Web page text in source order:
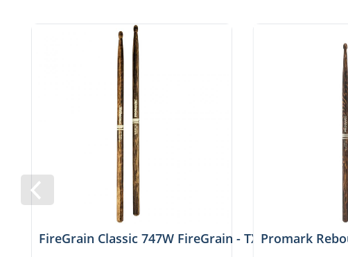
FireGrain Classic 747W FireGrain - TX747W-FG
Promark